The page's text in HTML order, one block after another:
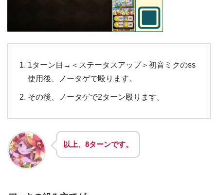
1ターン目→＜ステータスアップ＞初音ミクのss
使用後、ノータゲで殴ります。
その後、ノータゲで2ターン殴ります。
以上、8ターンです。